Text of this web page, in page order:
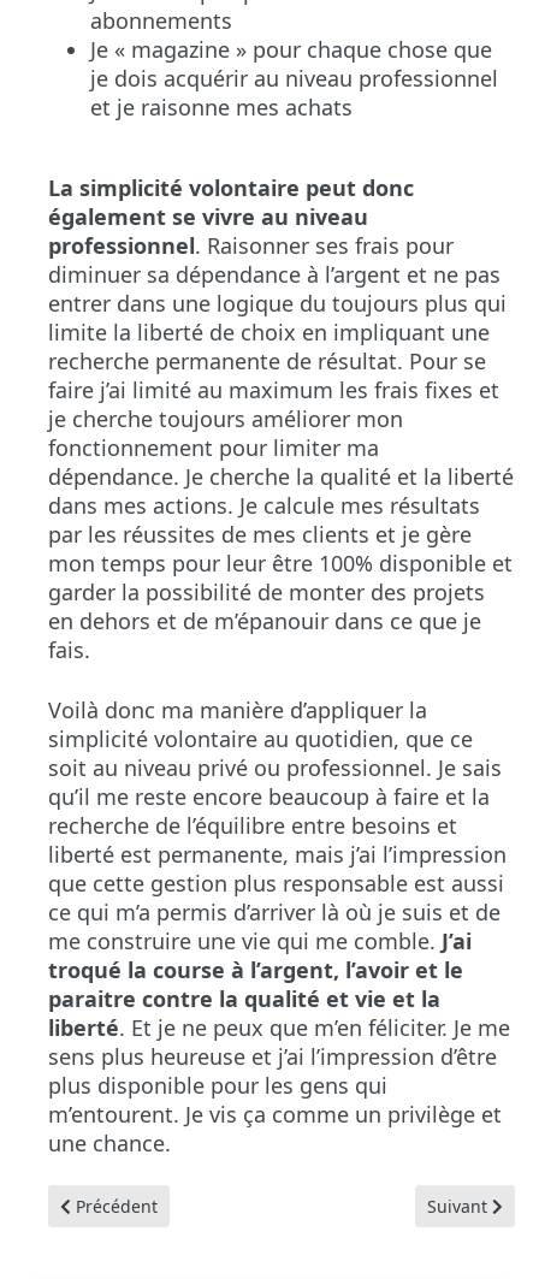
abonnements
Je « magazine » pour chaque chose que
je dois acquérir au niveau professionnel
et je raisonne mes achats
La simplicité volontaire peut donc
également se vivre au niveau
professionnel. Raisonner ses frais pour
diminuer sa dépendance à l’argent et ne pas
entrer dans une logique du toujours plus qui
limite la liberté de choix en impliquant une
recherche permanente de résultat. Pour se
faire j’ai limité au maximum les frais fixes et
je cherche toujours améliorer mon
fonctionnement pour limiter ma
dépendance. Je cherche la qualité et la liberté
dans mes actions. Je calcule mes résultats
par les réussites de mes clients et je gère
mon temps pour leur être 100% disponible et
garder la possibilité de monter des projets
en dehors et de m’épanouir dans ce que je
fais.
Voilà donc ma manière d’appliquer la
simplicité volontaire au quotidien, que ce
soit au niveau privé ou professionnel. Je sais
qu’il me reste encore beaucoup à faire et la
recherche de l’équilibre entre besoins et
liberté est permanente, mais j’ai l’impression
que cette gestion plus responsable est aussi
ce qui m’a permis d’arriver là où je suis et de
me construire une vie qui me comble. J’ai
troqué la course à l’argent, l’avoir et le
paraitre contre la qualité et vie et la
liberté. Et je ne peux que m’en féliciter. Je me
sens plus heureuse et j’ai l’impression d’être
plus disponible pour les gens qui
m’entourent. Je vis ça comme un privilège et
une chance.
Article précédent : Vive la crise !
Précédent Article
Suivant